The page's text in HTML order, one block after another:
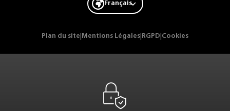
Français
Plan du site Mentions Légales RGPD Cookies